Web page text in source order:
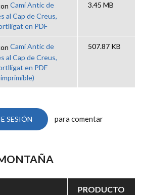
Camí Antic de
al Cap de Creus,
en PDF
3.45 MB
Camí Antic de
al Cap de Creus,
en PDF
507.87 KB
SESIÓN para comentar
PRODUCTO